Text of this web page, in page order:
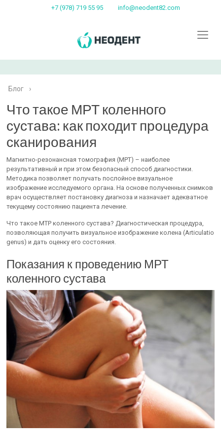
+7 (978) 719 55 95 info@neodent82.com
Блог ›
Что такое МРТ коленного
сустава: как походит процедура
сканирования
Магнитно-резонансная томография (МРТ) – наиболее
результативный и при этом безопасный способ диагностики.
Методика позволяет получать послойное визуальное
изображение исследуемого органа. На основе полученных снимков
врач осуществляет постановку диагноза и назначает адекватное
текущему состоянию пациента лечение.
Что такое МТР коленного сустава? Диагностическая процедура,
позволяющая получить визуальное изображение колена (Articulatio
genus) и дать оценку его состояния.
Показания к проведению МРТ
коленного сустава